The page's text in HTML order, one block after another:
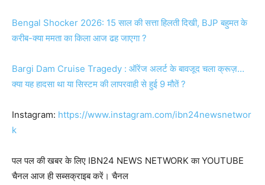
Bengal Shocker 2026: 15 साल की सत्ता हिलती दिखी, BJP बहुमत के
करीब-क्या ममता का किला आज ढह जाएगा ?
Bargi Dam Cruise Tragedy : ऑरेंज अलर्ट के बावजूद चला क्रूज़…
क्या यह हादसा था या सिस्टम की लापरवाही से हुई 9 मौतें ?
Instagram: https://www.instagram.com/ibn24newsnetwor
k
पल पल की खबर के लिए IBN24 NEWS NETWORK का YOUTUBE
चैनल आज ही सब्सक्राइब करें। चैनल